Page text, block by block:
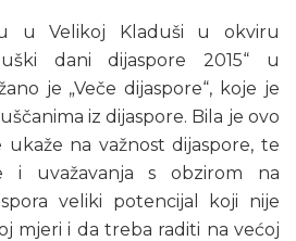
u Velikoj Kladuši u okviru
dani dijaspore 2015“ u
je „Veče dijaspore“, koje je
iz dijaspore. Bila je ovo
ukaže na važnost dijaspore, te
i uvažavanja s obzirom na
veliki potencijal koji nije
mjeri i da treba raditi na većoj